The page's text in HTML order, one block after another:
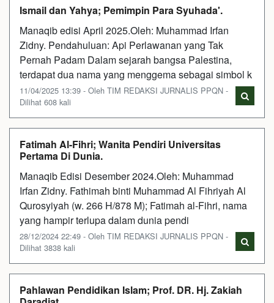
Ismail dan Yahya; Pemimpin Para Syuhada'.
Manaqib edisi April 2025.Oleh: Muhammad Irfan
Zidny. Pendahuluan: Api Perlawanan yang Tak
Pernah Padam Dalam sejarah bangsa Palestina,
terdapat dua nama yang menggema sebagai simbol k
11/04/2025 13:39 - Oleh TIM REDAKSI JURNALIS PPQN -
Dilihat 608 kali
Fatimah Al-Fihri; Wanita Pendiri Universitas
Pertama Di Dunia.
Manaqib Edisi Desember 2024.Oleh: Muhammad
Irfan Zidny. Fathimah binti Muhammad Al Fihriyah Al
Qurosyiyah (w. 266 H/878 M); Fatimah al-Fihri, nama
yang hampir terlupa dalam dunia pendi
28/12/2024 22:49 - Oleh TIM REDAKSI JURNALIS PPQN -
Dilihat 3838 kali
Pahlawan Pendidikan Islam; Prof. DR. Hj. Zakiah